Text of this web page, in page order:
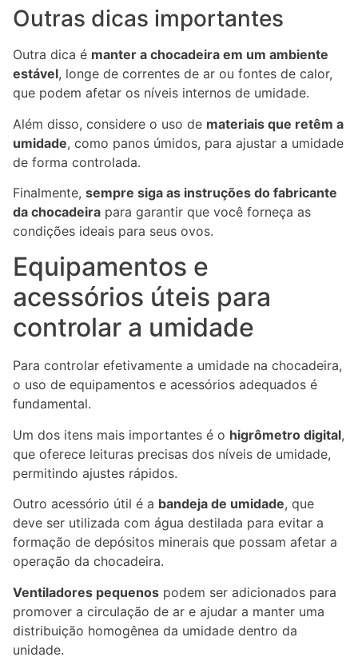
Outras dicas importantes
Outra dica é manter a chocadeira em um ambiente
estável, longe de correntes de ar ou fontes de calor,
que podem afetar os níveis internos de umidade.
Além disso, considere o uso de materiais que retêm a
umidade, como panos úmidos, para ajustar a umidade
de forma controlada.
Finalmente, sempre siga as instruções do fabricante
da chocadeira para garantir que você forneça as
condições ideais para seus ovos.
Equipamentos e
acessórios úteis para
controlar a umidade
Para controlar efetivamente a umidade na chocadeira,
o uso de equipamentos e acessórios adequados é
fundamental.
Um dos itens mais importantes é o higrômetro digital,
que oferece leituras precisas dos níveis de umidade,
permitindo ajustes rápidos.
Outro acessório útil é a bandeja de umidade, que
deve ser utilizada com água destilada para evitar a
formação de depósitos minerais que possam afetar a
operação da chocadeira.
Ventiladores pequenos podem ser adicionados para
promover a circulação de ar e ajudar a manter uma
distribuição homogênea da umidade dentro da
unidade.